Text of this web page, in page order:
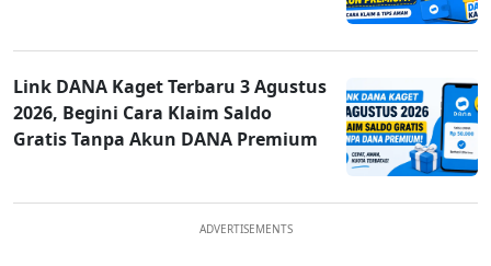
Link DANA Kaget Terbaru 3 Agustus
2026, Begini Cara Klaim Saldo
Gratis Tanpa Akun DANA Premium
ADVERTISEMENTS